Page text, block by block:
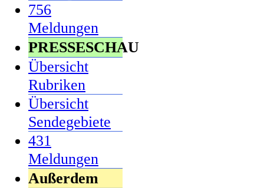
756
Meldungen
PRESSESCHAU
Übersicht
Rubriken
Übersicht
Sendegebiete
431
Meldungen
Außerdem